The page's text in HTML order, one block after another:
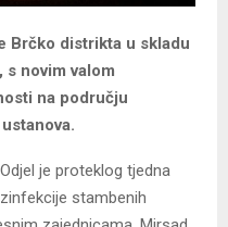
Brčko distrikta u skladu
s novim valom
na području
je proteklog tjedna
stambenih